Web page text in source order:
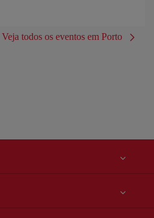
Veja todos os eventos em Porto